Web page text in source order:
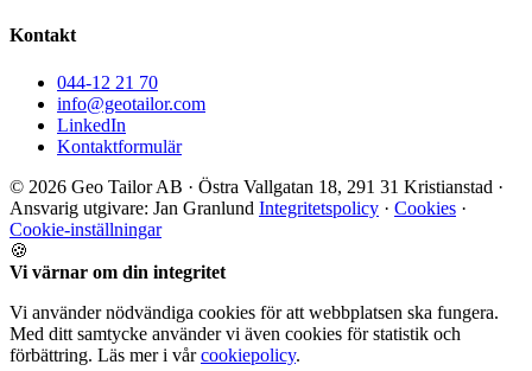
Kontakt
044-12 21 70
info@geotailor.com
LinkedIn
Kontaktformulär
© 2026 Geo Tailor AB · Östra Vallgatan 18, 291 31 Kristianstad ·
Ansvarig utgivare: Jan Granlund Integritetspolicy · Cookies ·
Cookie-inställningar
🍪
Vi värnar om din integritet
Vi använder nödvändiga cookies för att webbplatsen ska fungera.
Med ditt samtycke använder vi även cookies för statistik och
förbättring. Läs mer i vårcookiepolicy.